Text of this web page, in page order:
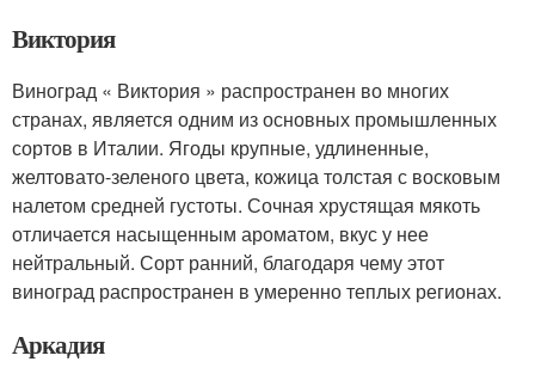
Виктория
Виноград « Виктория » распространен во многих
странах, является одним из основных промышленных
сортов в Италии. Ягоды крупные, удлиненные,
желтовато-зеленого цвета, кожица толстая с восковым
налетом средней густоты. Сочная хрустящая мякоть
отличается насыщенным ароматом, вкус у нее
нейтральный. Сорт ранний, благодаря чему этот
виноград распространен в умеренно теплых регионах.
Аркадия